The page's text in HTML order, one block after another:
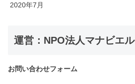
2020年7月
運営：NPO法人マナビエル
お問い合わせフォーム